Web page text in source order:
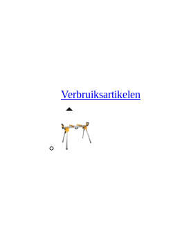
Verbruiksartikelen